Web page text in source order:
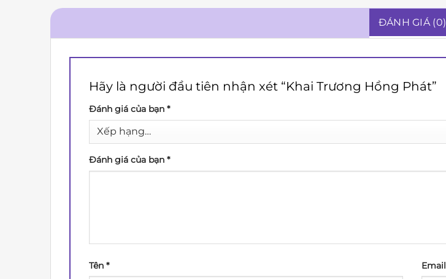
ĐÁNH GIÁ (0)
Hãy là người đầu tiên nhận xét “Khai Trương Hồng Phát”
Đánh giá của bạn *
Đánh giá của bạn *
Tên * Email